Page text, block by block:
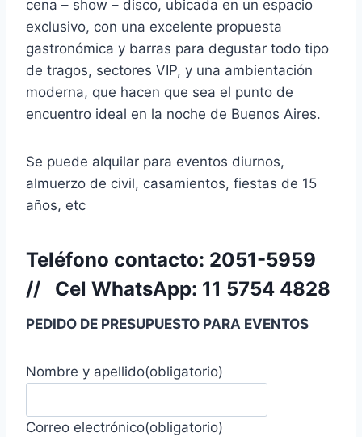
cena – show – disco, ubicada en un espacio
exclusivo, con una excelente propuesta
gastronómica y barras para degustar todo tipo
de tragos, sectores VIP, y una ambientación
moderna, que hacen que sea el punto de
encuentro ideal en la noche de Buenos Aires.
Se puede alquilar para eventos diurnos,
almuerzo de civil, casamientos, fiestas de 15
años, etc
Teléfono contacto: 2051-5959
// Cel WhatsApp: 11 5754 4828
PEDIDO DE PRESUPUESTO PARA EVENTOS
Nombre y apellido(obligatorio)
Correo electrónico(obligatorio)